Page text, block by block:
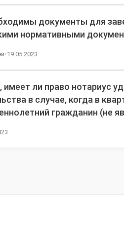
документы для
нормативными
•19.05.2023
ли право нотариус
в случае, когда в
гражданин (не